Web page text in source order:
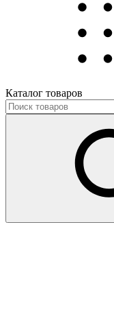
Каталог товаров